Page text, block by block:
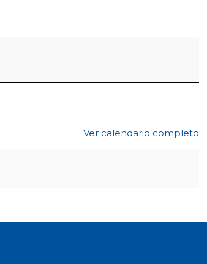
Ver calendario completo